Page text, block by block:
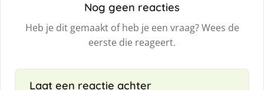
Nog geen reacties
Heb je dit gemaakt of heb je een vraag? Wees de
eerste die reageert.
Laat een reactie achter